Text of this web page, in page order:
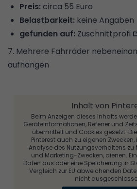
Preis: circa 55 Euro
Belastbarkeit: keine Angaben
gefunden auf: Zuschnittprofi
7. Mehrere Fahrräder
aufhängen
Inhalt von
Beim Anzeigen dieses Inhalts
Geräteinformationen, Referrer und
übermittelt und Cookies gesetzt.
Pinterest auch zu eigenen
Analyse des Nutzungsverhaltens
und Marketing-Zwecken, dienen.
Daten aus oder eine Speicherung in
Vergleich zur EU abweichenden
nicht